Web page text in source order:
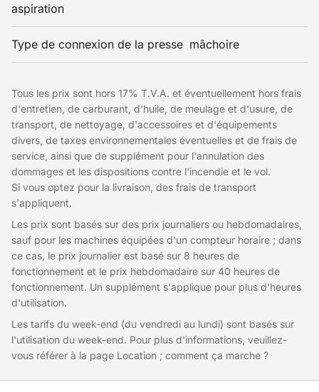
aspiration
Type de connexion de la presse mâchoire
Tous les prix sont hors 17% T.V.A. et éventuellement hors frais
d'entretien, de carburant, d'huile, de meulage et d'usure, de
transport, de nettoyage, d'accessoires et d'équipements
divers, de taxes environnementales éventuelles et de frais de
service, ainsi que de supplément pour l'annulation des
dommages et les dispositions contre l'incendie et le vol.
Si vous optez pour la livraison, des frais de transport
s'appliquent.
Les prix sont basés sur des prix journaliers ou hebdomadaires,
sauf pour les machines équipées d'un compteur horaire ; dans
ce cas, le prix journalier est basé sur 8 heures de
fonctionnement et le prix hebdomadaire sur 40 heures de
fonctionnement. Un supplément s'applique pour plus d'heures
d'utilisation.
Les tarifs du week-end (du vendredi au lundi) sont basés sur
l'utilisation du week-end. Pour plus d'informations, veuillez-
vous référer à la page Location ; comment ça marche ?